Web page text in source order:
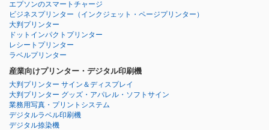
エプソンのスマートチャージ
ビジネスプリンター （インクジェット・ページプリンター）
大判プリンター
ドットインパクトプリンター
レシートプリンター
ラベルプリンター
産業向けプリンター・デジタル印刷機
大判プリンター サイン＆ディスプレイ
大判プリンター グッズ・アパレル・ソフトサイン
業務用写真・プリントシステム
デジタルラベル印刷機
デジタル捺染機